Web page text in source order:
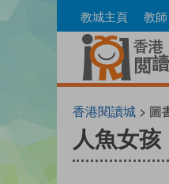
to
教城主頁 教師
香港閱讀城 > 圖
人魚女孩